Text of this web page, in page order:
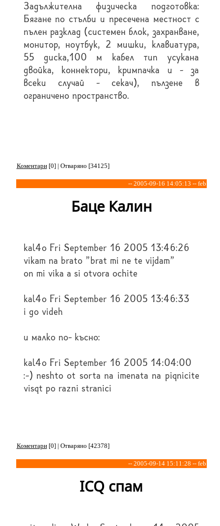
Задължителна физическа подготовка:
Бягане по стълби и пресечена местност с
пълен разклад (системен блок, захранване,
монитор, ноутбук, 2 мишки, клавиатура,
55 диска,100 м кабел тип усукана
двойка, коннектори, кримпачка и - за
всеки случай - секач), пълзене в
ограничено пространство.
Коментари[0] | Отваряно [34125]
-- 2005-09-16 14:05:13 -- feb
Баце Калин
kal4o Fri September 16 2005 13:46:26
vikam na brato "brat mi ne te vijdam"
on mi vika a si otvora ochite
kal4o Fri September 16 2005 13:46:33
i go videh
и малко по- късно:
kal4o Fri September 16 2005 14:04:00
:-) neshto ot sorta na imenata na piqnicite
visqt po razni stranici
Коментари[0] | Отваряно [42378]
-- 2005-09-14 15:11:28 -- feb
ICQ спам